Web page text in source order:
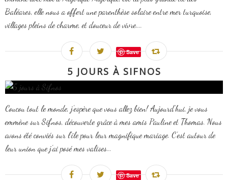
Baléares, elle nous a offert une parenthèse solaire entre mer turquoise,
villages pleins de charme, et douceur de vivre....
Save
5 JOURS À SIFNOS
Coucou tout le monde, j’espère que vous allez bien! Aujourd’hui, je vous
emmène sur Sifnos, découverte grâce à mes amis Pauline et Thomas. Nous
avons été conviés sur l'île pour leur magnifique mariage. C’est autour de
leur union que j’ai posé mes valises...
Save